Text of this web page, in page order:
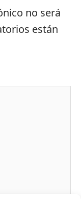
no será
están